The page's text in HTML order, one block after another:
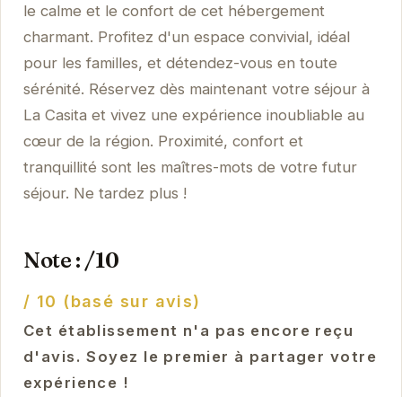
le calme et le confort de cet hébergement
charmant. Profitez d'un espace convivial, idéal
pour les familles, et détendez-vous en toute
sérénité. Réservez dès maintenant votre séjour à
La Casita et vivez une expérience inoubliable au
cœur de la région. Proximité, confort et
tranquillité sont les maîtres-mots de votre futur
séjour. Ne tardez plus !
Note : /10
/ 10 (basé sur avis)
Cet établissement n'a pas encore reçu
d'avis. Soyez le premier à partager votre
expérience !